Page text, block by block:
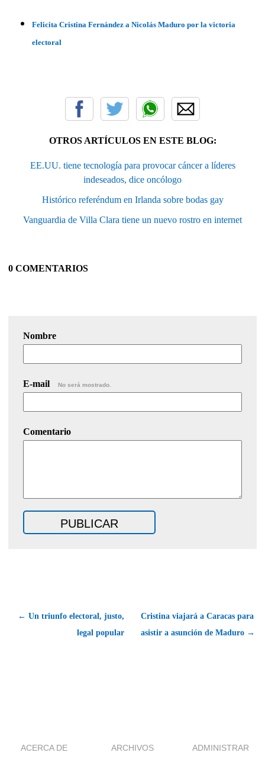
Felicita Cristina Fernández a Nicolás Maduro por la victoria
electoral
OTROS ARTÍCULOS EN ESTE BLOG:
EE.UU. tiene tecnología para provocar cáncer a líderes
indeseados, dice oncólogo
Histórico referéndum en Irlanda sobre bodas gay
Vanguardia de Villa Clara tiene un nuevo rostro en internet
0 COMENTARIOS
Nombre
E-mail No será mostrado.
Comentario
← Un triunfo electoral, justo,
legal popular
Cristina viajará a Caracas para
asistir a asunción de Maduro →
ACERCA DE ARCHIVOS ADMINISTRAR